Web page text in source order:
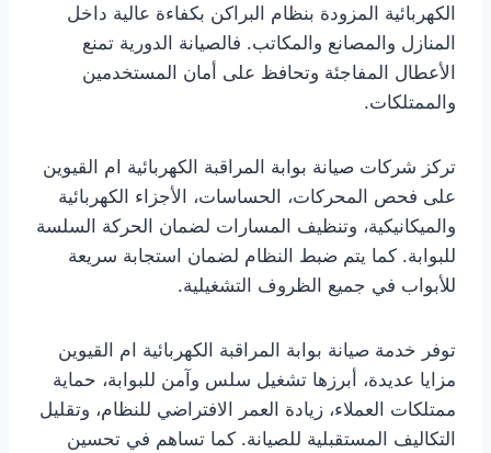
الكهربائية المزودة بنظام البراكن بكفاءة عالية داخل
المنازل والمصانع والمكاتب. فالصيانة الدورية تمنع
الأعطال المفاجئة وتحافظ على أمان المستخدمين
والممتلكات.
تركز شركات صيانة بوابة المراقبة الكهربائية ام القيوين
على فحص المحركات، الحساسات، الأجزاء الكهربائية
والميكانيكية، وتنظيف المسارات لضمان الحركة السلسة
للبوابة. كما يتم ضبط النظام لضمان استجابة سريعة
للأبواب في جميع الظروف التشغيلية.
توفر خدمة صيانة بوابة المراقبة الكهربائية ام القيوين
مزايا عديدة، أبرزها تشغيل سلس وآمن للبوابة، حماية
ممتلكات العملاء، زيادة العمر الافتراضي للنظام، وتقليل
التكاليف المستقبلية للصيانة. كما تساهم في تحسين